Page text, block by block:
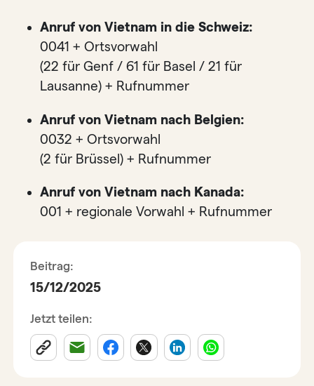
Anruf von Vietnam in die Schweiz:
0041 + Ortsvorwahl
(22 für Genf / 61 für Basel / 21 für
Lausanne) + Rufnummer
Anruf von Vietnam nach Belgien:
0032 + Ortsvorwahl
(2 für Brüssel) + Rufnummer
Anruf von Vietnam nach Kanada:
001 + regionale Vorwahl + Rufnummer
Beitrag:
15/12/2025
Jetzt teilen: